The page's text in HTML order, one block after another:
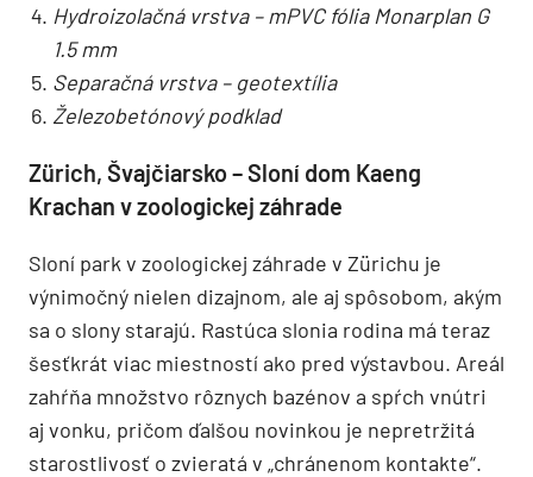
Hydroizolačná vrstva – mPVC fólia Monarplan G
1.5 mm
Separačná vrstva – geotextília
Železobetónový podklad
Zürich, Švajčiarsko – Sloní dom Kaeng
Krachan v zoologickej záhrade
Sloní park v zoologickej záhrade v Zürichu je
výnimočný nielen dizajnom, ale aj spôsobom, akým
sa o slony starajú. Rastúca slonia rodina má teraz
šesťkrát viac miestností ako pred výstavbou. Areál
zahŕňa množstvo rôznych bazénov a spŕch vnútri
aj vonku, pričom ďalšou novinkou je nepretržitá
starostlivosť o zvieratá v „chránenom kontakte“.